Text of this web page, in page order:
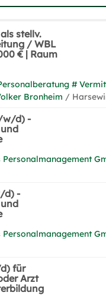
stellv.
/ WBL
€ | Raum
#
Bronheim /
w/d) -
Personalmanagement
d) -
Personalmanagement
für
Arzt